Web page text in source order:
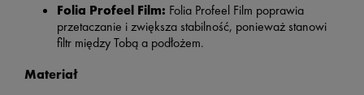
Folia Profeel Film: Folia Profeel Film poprawia
przetaczanie i zwiększa stabilność, ponieważ stanowi
filtr między Tobą a podłożem.
Materiał